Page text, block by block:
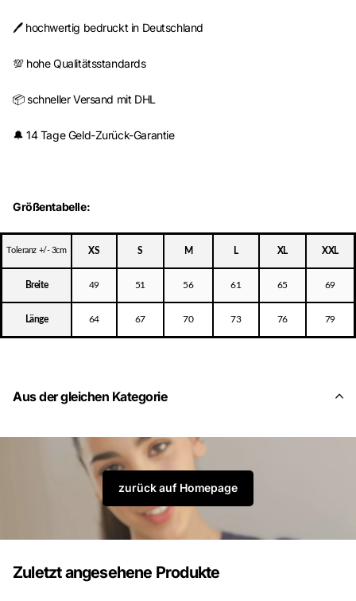
🖊️ hochwertig bedruckt in Deutschland
💯 hohe Qualitätsstandards
📦 schneller Versand mit DHL
🔔 14 Tage Geld-Zurück-Garantie
Größentabelle:
Toleranz +/- 3cm XS S M L XL XXL
Breite 49 51 56 61 65 69
Länge 64 67 70 73 76 79
Aus der gleichen Kategorie
zurück auf Homepage
Zuletzt angesehene Produkte